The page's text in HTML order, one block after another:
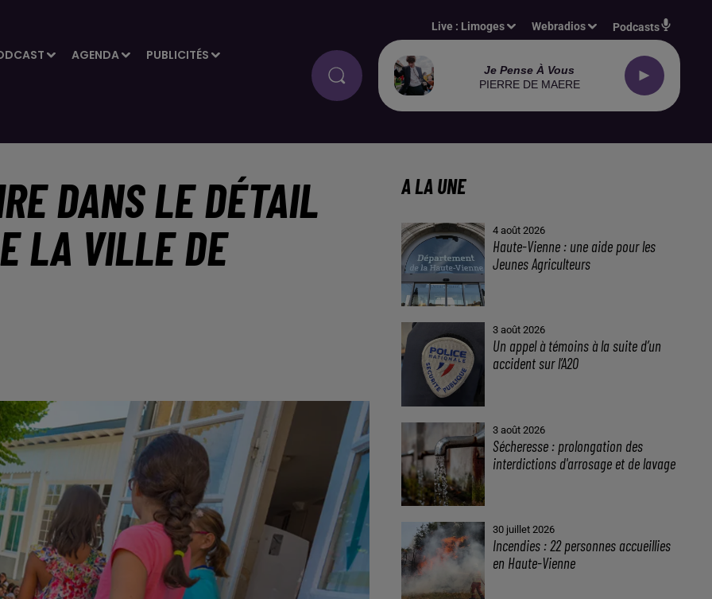
AGENDA PUBLICITÉS
Live : Limoges Webradios Podcasts
Je Pense À Vous
PIERRE DE MAERE
DANS LE DÉTAIL
LA VILLE DE
A LA UNE
4 août 2026
Haute-Vienne : une aide pour les
Jeunes Agriculteurs
3 août 2026
Un appel à témoins à la suite d’un
accident sur l’A20
3 août 2026
Sécheresse : prolongation des
interdictions d'arrosage et de lavage
30 juillet 2026
Incendies : 22 personnes accueillies
en Haute-Vienne